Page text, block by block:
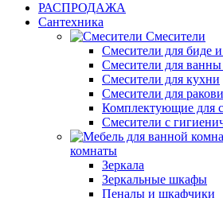
РАСПРОДАЖА
Сантехника
Смесители
Смесители для биде
Смесители для
Смесители для кухни
Смесители для
Комплектующие для
Смесители с
комнаты
Зеркала
Зеркальные шкафы
Пеналы и шкафчики